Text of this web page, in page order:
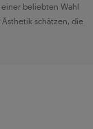
einer beliebten Wahl
schätzen, die